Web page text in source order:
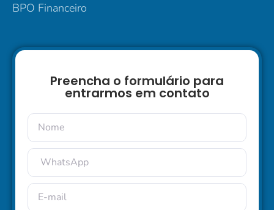
BPO Financeiro
Preencha o formulário para
entrarmos em contato